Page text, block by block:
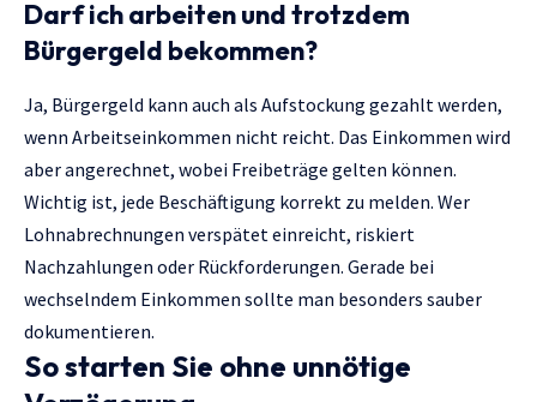
Darf ich arbeiten und trotzdem
Bürgergeld bekommen?
Ja, Bürgergeld kann auch als Aufstockung gezahlt werden,
wenn Arbeitseinkommen nicht reicht. Das Einkommen wird
aber angerechnet, wobei Freibeträge gelten können.
Wichtig ist, jede Beschäftigung korrekt zu melden. Wer
Lohnabrechnungen verspätet einreicht, riskiert
Nachzahlungen oder Rückforderungen. Gerade bei
wechselndem Einkommen sollte man besonders sauber
dokumentieren.
So starten Sie ohne unnötige